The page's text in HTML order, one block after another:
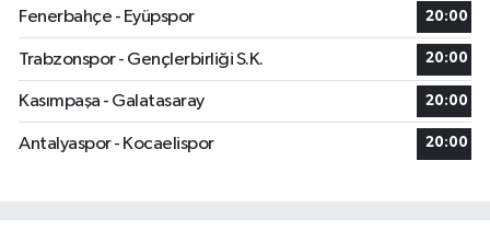
Fenerbahçe - Eyüpspor 20:00
Trabzonspor - Gençlerbirliği S.K. 20:00
Kasımpaşa - Galatasaray 20:00
Antalyaspor - Kocaelispor 20:00